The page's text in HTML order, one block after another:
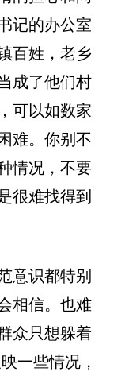
记的办公室
百姓，老乡
成了他们村
可以如数家
难。你别不
情况，不要
很难找得到
意识都特别
相信。也难
众只想躲着
一些情况，